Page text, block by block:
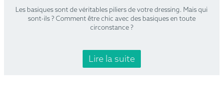
Les basiques sont de véritables piliers de votre dressing. Mais qui
sont-ils ? Comment être chic avec des basiques en toute
circonstance ?
Lire la suite